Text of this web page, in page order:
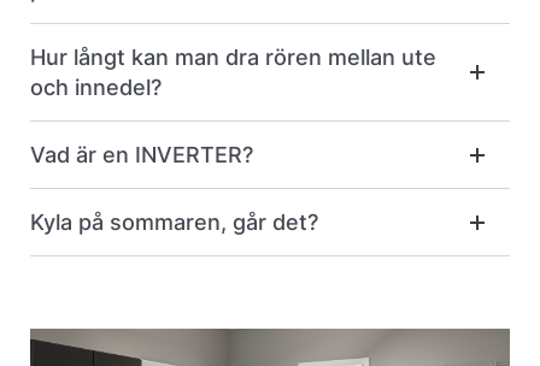
Hur långt kan man dra rören mellan ute
och innedel?
Vad är en INVERTER?
Kyla på sommaren, går det?